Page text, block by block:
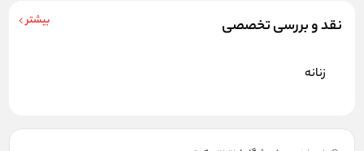
نقد و بررسی تخصصی بیشتر
زنانه